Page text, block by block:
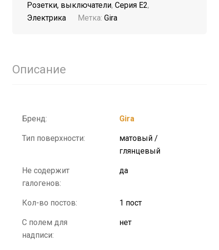
Розетки, выключатели, Серия E2,
Электрика
Метка: Gira
Описание
Бренд: Gira
Тип поверхности:
матовый /
глянцевый
Не содержит
галогенов:
да
Кол-во постов: 1 пост
С полем для
надписи:
нет